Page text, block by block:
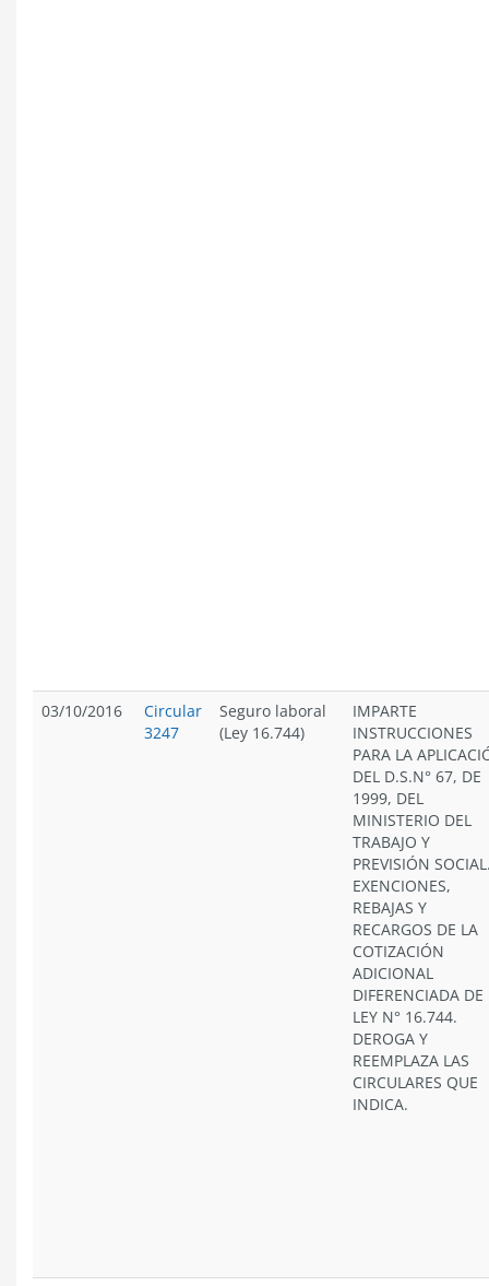
03/10/2016
Circular
3247
Seguro laboral
(Ley 16.744)
IMPARTE
INSTRUCCIONES
PARA LA
DEL D.S.N° 67, DE
1999, DEL
MINISTERIO DEL
TRABAJO Y
PREVISIÓN
EXENCIONES,
REBAJAS Y
RECARGOS DE LA
COTIZACIÓN
ADICIONAL
DIFERENCIADA DE
LEY N° 16.744.
DEROGA Y
REEMPLAZA LAS
CIRCULARES QUE
INDICA.